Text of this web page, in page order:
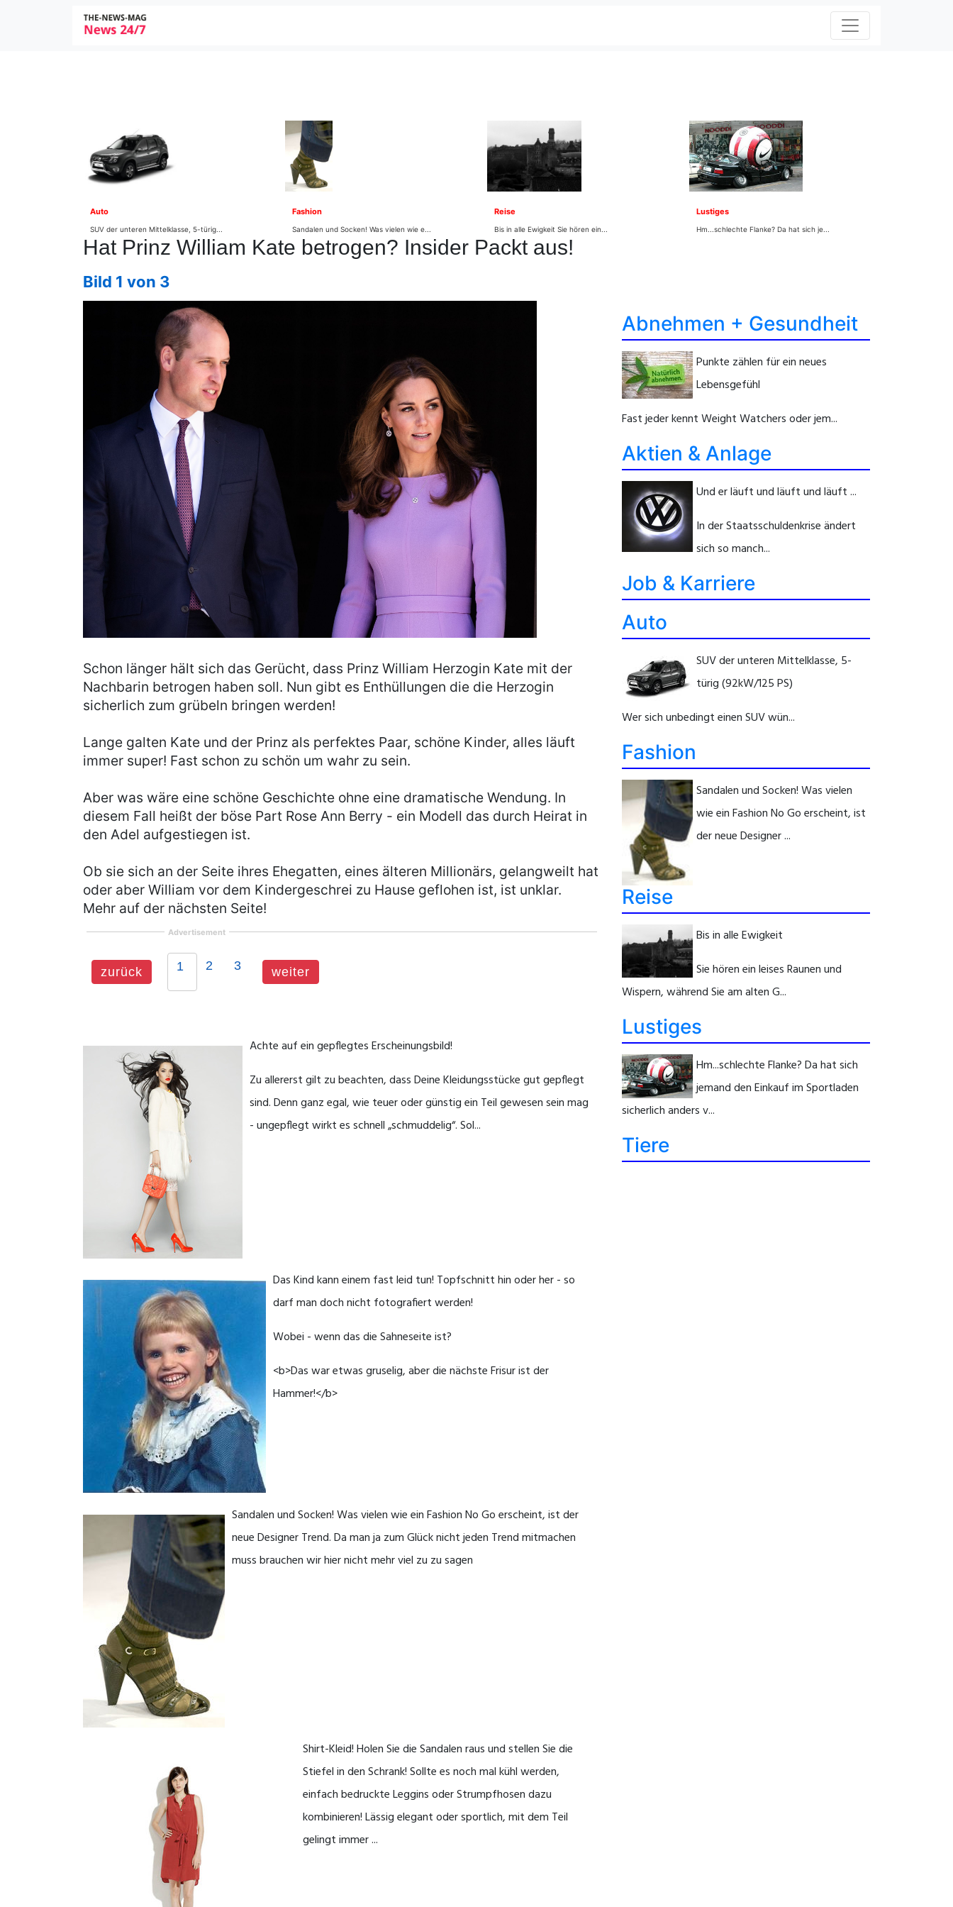
Auto
SUV der unteren Mittelklasse, 5-türig...
Fashion
Sandalen und Socken! Was vielen wie e...
Reise
Bis in alle Ewigkeit Sie hören ein...
Lustiges
Hm...schlechte Flanke? Da hat sich je...
Hat Prinz William Kate betrogen? Insider Packt aus!
Bild 1 von 3
Schon länger hält sich das Gerücht, dass Prinz William Herzogin Kate mit der
Nachbarin betrogen haben soll. Nun gibt es Enthüllungen die die Herzogin
sicherlich zum grübeln bringen werden!
Lange galten Kate und der Prinz als perfektes Paar, schöne Kinder, alles läuft
immer super! Fast schon zu schön um wahr zu sein.
Aber was wäre eine schöne Geschichte ohne eine dramatische Wendung. In
diesem Fall heißt der böse Part Rose Ann Berry - ein Modell das durch Heirat in
den Adel aufgestiegen ist.
Ob sie sich an der Seite ihres Ehegatten, eines älteren Millionärs, gelangweilt hat
oder aber William vor dem Kindergeschrei zu Hause geflohen ist, ist unklar.
Mehr auf der nächsten Seite!
Advertisement
zurück 1 2 3 weiter
Achte auf ein gepflegtes Erscheinungsbild!
Zu allererst gilt zu beachten, dass Deine Kleidungsstücke gut gepflegt
sind. Denn ganz egal, wie teuer oder günstig ein Teil gewesen sein mag
- ungepflegt wirkt es schnell „schmuddelig“. Sol...
Das Kind kann einem fast leid tun! Topfschnitt hin oder her - so
darf man doch nicht fotografiert werden!
Wobei - wenn das die Sahneseite ist?
<b>Das war etwas gruselig, aber die nächste Frisur ist der
Hammer!</b>
Sandalen und Socken! Was vielen wie ein Fashion No Go erscheint, ist der
neue Designer Trend. Da man ja zum Glück nicht jeden Trend mitmachen
muss brauchen wir hier nicht mehr viel zu zu sagen
Shirt-Kleid! Holen Sie die Sandalen raus und stellen Sie die
Stiefel in den Schrank! Sollte es noch mal kühl werden,
einfach bedruckte Leggins oder Strumpfhosen dazu
kombinieren! Lässig elegant oder sportlich, mit dem Teil
gelingt immer ...
Abnehmen + Gesundheit
Punkte zählen für ein neues
Lebensgefühl
Fast jeder kennt Weight Watchers oder jem...
Aktien & Anlage
Und er läuft und läuft und läuft ...
In der Staatsschuldenkrise ändert
sich so manch...
Job & Karriere
Auto
SUV der unteren Mittelklasse, 5-
türig (92kW/125 PS)
Wer sich unbedingt einen SUV wün...
Fashion
Sandalen und Socken! Was vielen
wie ein Fashion No Go erscheint, ist
der neue Designer ...
Reise
Bis in alle Ewigkeit
Sie hören ein leises Raunen und
Wispern, während Sie am alten G...
Lustiges
Hm...schlechte Flanke? Da hat sich
jemand den Einkauf im Sportladen
sicherlich anders v...
Tiere